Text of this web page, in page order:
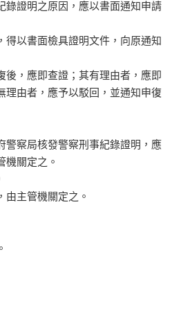
證明之原因，應以書面通知申請
以書面檢具證明文件，向原通知
，應即查證；其有理由者，應即
理由者，應予以駁回，並通知申復
察局核發警察刑事紀錄證明，應
機關定之。
主管機關定之。